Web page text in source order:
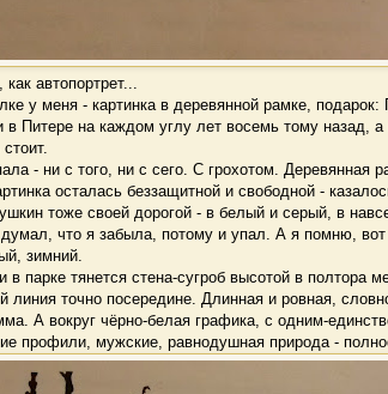
автопортрет...
у меня - картинка в деревянной рамке, подарок:
в Питере на каждом углу лет восемь тому назад,
- ни с того, ни с сего. С грохотом. Деревянная
осталась беззащитной и свободной -
тоже своей дорогой - в белый и серый, в
что я забыла, потому и упал. А я помню,
зимний.
парке тянется стена-сугроб высотой в полтора
линия точно посередине. Длинная и ровная,
А вокруг чёрно-белая графика, с одним-
профили, мужские, равнодушная природа -